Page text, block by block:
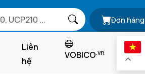
Đơn hàng
Liên
hệ
VOBICO.vn